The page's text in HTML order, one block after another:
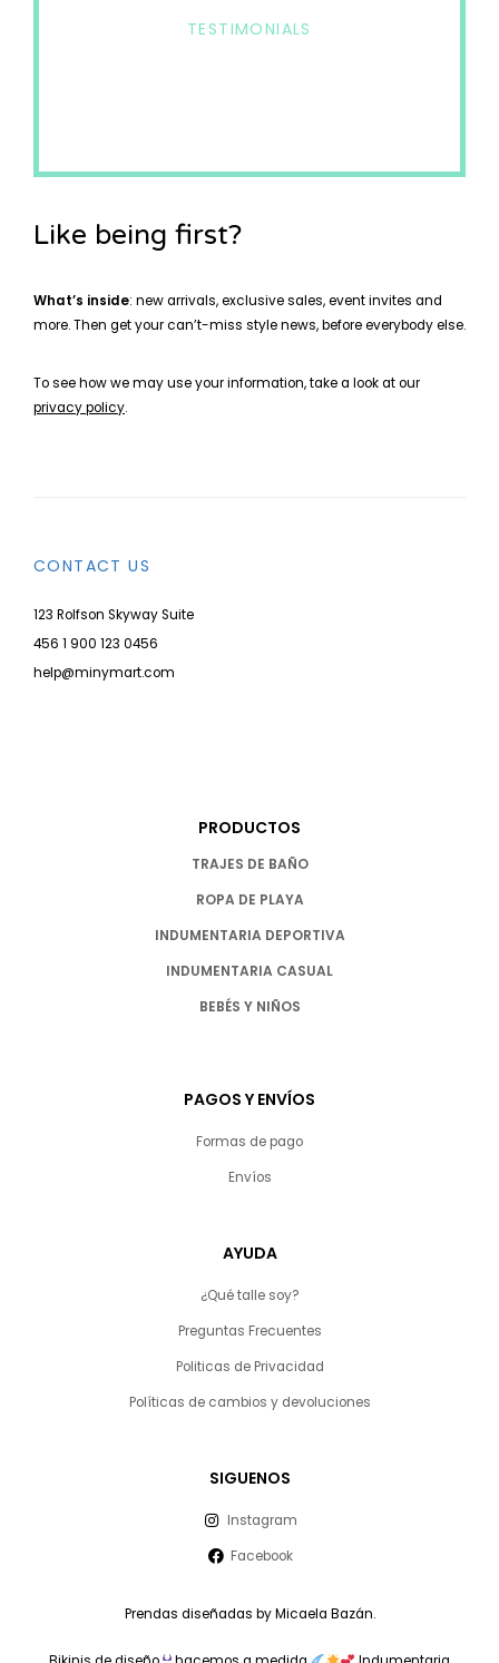
TESTIMONIALS
Like being first?
What’s inside: new arrivals, exclusive sales, event invites and
more. Then get your can’t-miss style news, before everybody else.
To see how we may use your information, take a look at our
privacy policy.
CONTACT US
123 Rolfson Skyway Suite
456 1 900 123 0456
help@minymart.com
PRODUCTOS
TRAJES DE BAÑO
ROPA DE PLAYA
INDUMENTARIA DEPORTIVA
INDUMENTARIA CASUAL
BEBÉS Y NIÑOS
PAGOS Y ENVÍOS
Formas de pago
Envíos
AYUDA
¿Qué talle soy?
Preguntas Frecuentes
Politicas de Privacidad
Políticas de cambios y devoluciones
SIGUENOS
Instagram
Facebook
Prendas diseñadas by Micaela Bazán.